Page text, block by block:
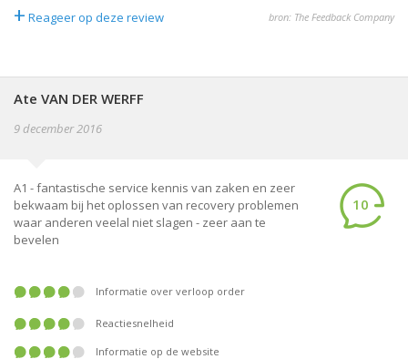
+ Reageer op deze review bron: The Feedback Company
Ate VAN DER WERFF
9 december 2016
A1 - fantastische service kennis van zaken en zeer
bekwaam bij het oplossen van recovery problemen
waar anderen veelal niet slagen - zeer aan te
bevelen
10
Informatie over verloop order
Reactiesnelheid
Informatie op de website